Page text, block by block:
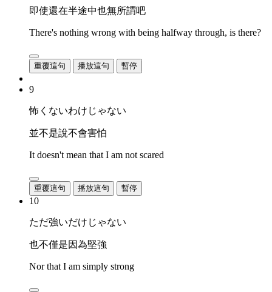
即使還在半途中也無所謂吧
There's nothing wrong with being halfway through, is there?
重覆這句 播放這句 暫停
9
怖くないわけじゃない
並不是說不會害怕
It doesn't mean that I am not scared
重覆這句 播放這句 暫停
10
ただ強いだけじゃない
也不僅是因為堅強
Nor that I am simply strong